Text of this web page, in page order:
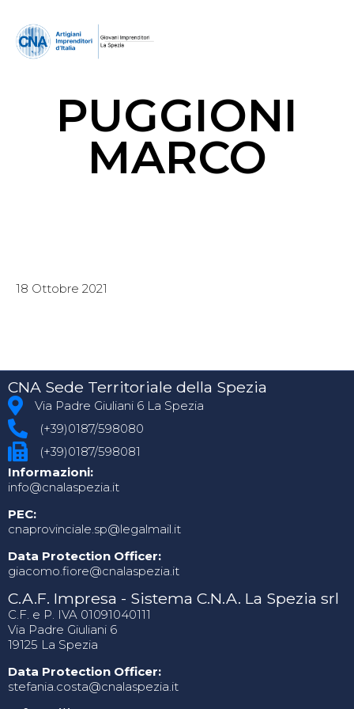
PUGGIONI
MARCO
18 Ottobre 2021
CNA Sede Territoriale della Spezia
Via Padre Giuliani 6 La Spezia
(+39)0187/598080
(+39)0187/598081
Informazioni:
info@cnalaspezia.it
PEC:
cnaprovinciale.sp@legalmail.it
Data Protection Officer:
giacomo.fiore@cnalaspezia.it
C.A.F. Impresa - Sistema C.N.A. La Spezia srl
C.F. e P. IVA 01091040111
Via Padre Giuliani 6
19125 La Spezia
Data Protection Officer:
stefania.costa@cnalaspezia.it